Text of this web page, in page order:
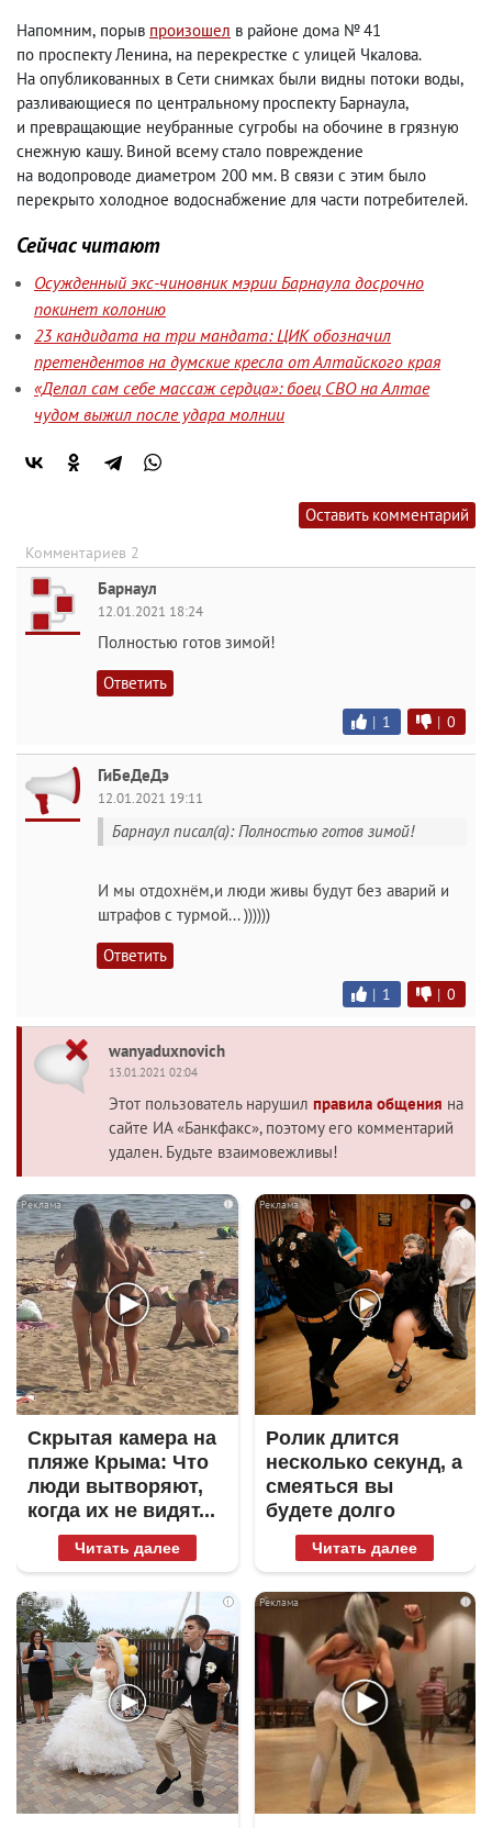
Напомним, порыв произошел в районе дома № 41
по проспекту Ленина, на перекрестке с улицей Чкалова.
На опубликованных в Сети снимках были видны потоки воды,
разливающиеся по центральному проспекту Барнаула,
и превращающие неубранные сугробы на обочине в грязную
снежную кашу. Виной всему стало повреждение
на водопроводе диаметром 200 мм. В связи с этим было
перекрыто холодное водоснабжение для части потребителей.
Сейчас читают
Осужденный экс-чиновник мэрии Барнаула досрочно
покинет колонию
23 кандидата на три мандата: ЦИК обозначил
претендентов на думские кресла от Алтайского края
«Делал сам себе массаж сердца»: боец СВО на Алтае
чудом выжил после удара молнии
Оставить комментарий
Комментариев 2
Барнаул
12.01.2021 18:24
Полностью готов зимой!
Ответить
| 1 | 0
ГиБеДеДэ
12.01.2021 19:11
Барнаул писал(а): Полностью готов зимой!
И мы отдохнём,и люди живы будут без аварий и
штрафов с турмой... ))))))
Ответить
| 1 | 0
wanyaduxnovich
13.01.2021 02:04
Этот пользователь нарушил правила общения на
сайте ИА «Банкфакс», поэтому его комментарий
удален. Будьте взаимовежливы!
i
Скрытая камера на
пляже Крыма: Что
люди вытворяют,
когда их не видят...
Читать далее
i
Ролик длится
несколько секунд, а
смеяться вы
будете долго
Читать далее
i i